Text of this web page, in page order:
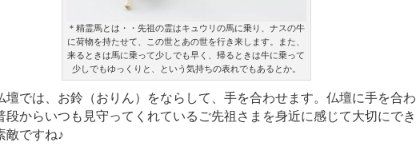
＊精霊馬とは・・先祖の霊はキュウリの馬に乗り、ナスの牛
に荷物を持たせて、この世とあの世を行き来します。また、
来るときは馬に乗って少しでも早く、帰るときは牛に乗って
少しでもゆっくりと、という気持ちの表れでもあるとか。
壇では、お鈴（おりん）をならして、手を合わせます。仏壇に手を合わ
段からいつも見守ってくれているご先祖さまを身近に感じて大切にでき
敵ですね♪